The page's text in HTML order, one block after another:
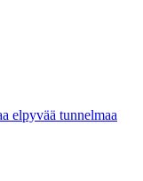
elpyvää tunnelmaa